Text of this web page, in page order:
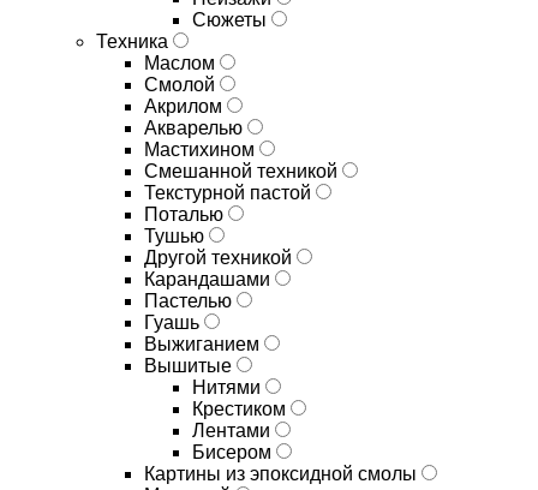
Сюжеты
Техника
Маслом
Смолой
Акрилом
Акварелью
Мастихином
Смешанной техникой
Текстурной пастой
Поталью
Тушью
Другой техникой
Карандашами
Пастелью
Гуашь
Выжиганием
Вышитые
Нитями
Крестиком
Лентами
Бисером
Картины из эпоксидной смолы